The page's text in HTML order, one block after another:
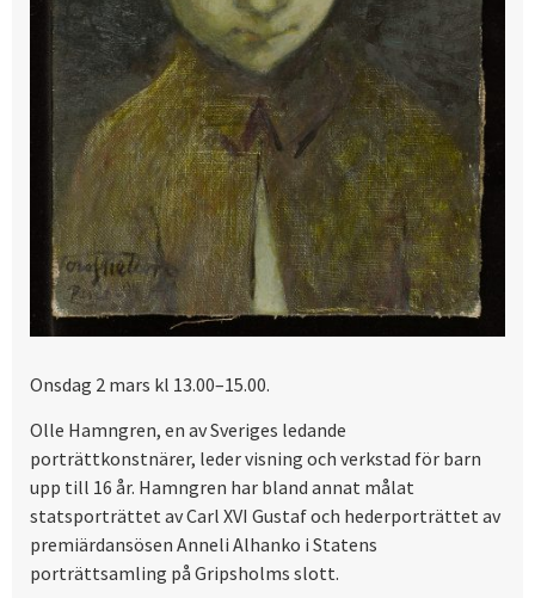
Onsdag 2 mars kl 13.00–15.00.
Olle Hamngren, en av Sveriges ledande
porträttkonstnärer, leder visning och verkstad för barn
upp till 16 år. Hamngren har bland annat målat
statsporträttet av Carl XVI Gustaf och hederporträttet av
premiärdansösen Anneli Alhanko i Statens
porträttsamling på Gripsholms slott.